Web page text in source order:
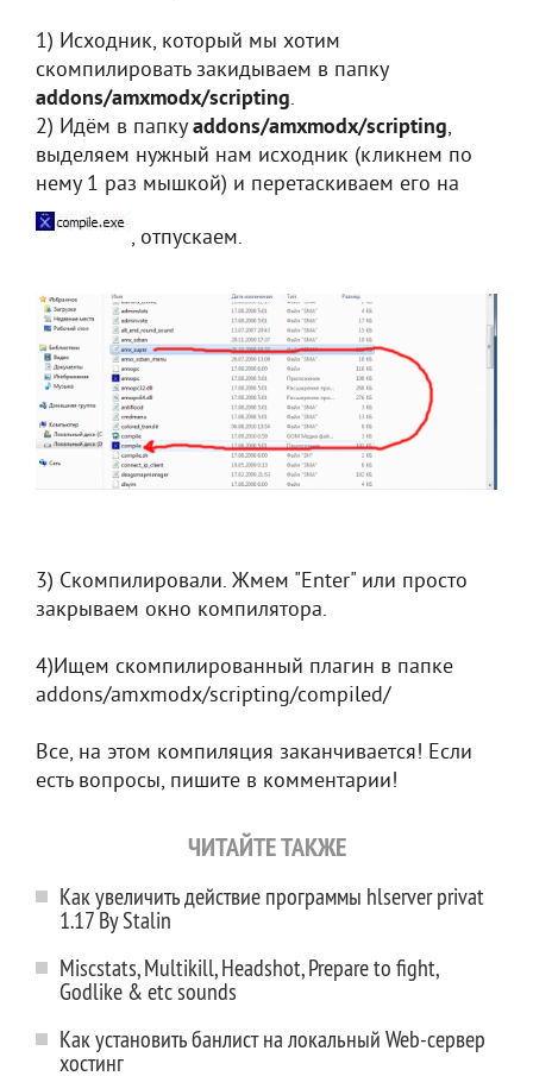
1) Исходник, который мы хотим
скомпилировать закидываем в папку
addons/amxmodx/scripting.
2) Идём в папкуaddons/amxmodx/scripting,
выделяем нужный нам исходник (кликнем по
нему 1 раз мышкой) и перетаскиваем его на
, отпускаем.
3) Скомпилировали. Жмем "Enter" или просто
закрываем окно компилятора.
4)Ищем скомпилированный плагин в папке
addons/amxmodx/scripting/compiled/
Все, на этом компиляция заканчивается! Если
есть вопросы, пишите в комментарии!
ЧИТАЙТЕ ТАКЖЕ
Как увеличить действие программы hlserver privat
1.17 By Stalin
Miscstats, Multikill, Headshot, Prepare to fight,
Godlike & etc sounds
Как установить банлист на локальный Web-сервер
хостинг